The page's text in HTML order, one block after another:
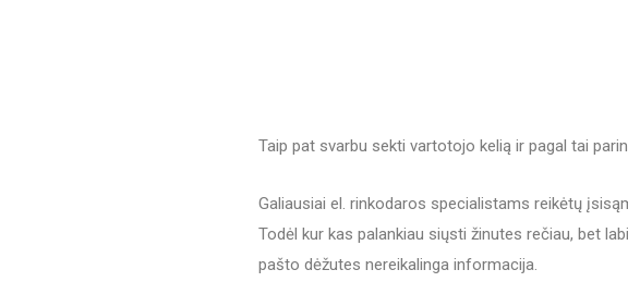
Taip pat svarbu sekti vartotojo kelią ir pagal tai
Galiausiai el. rinkodaros specialistams reikėtų
Todėl kur kas palankiau siųsti žinutes rečiau, bet
pašto dėžutes nereikalinga informacija.